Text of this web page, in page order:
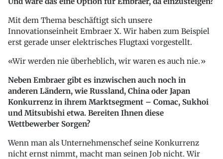
Mit dem Thema beschäftigt sich unsere
Innovationseinheit Embraer X. Wir haben zum Beispiel
erst gerade unser elektrisches Flugtaxi vorgestellt.
Wir werden nie überheblich, wir waren es auch nie.
Neben Embraer gibt es inzwischen auch noch in
anderen Ländern, wie Russland, China oder Japan
Konkurrenz in ihrem Marktsegment – Comac, Sukhoi
und Mitsubishi etwa. Bereiten Ihnen diese
Wettbewerber Sorgen?
Wenn man als Unternehmenschef seine Konkurrenz
nicht ernst nimmt, macht man seinen Job nicht. Wir